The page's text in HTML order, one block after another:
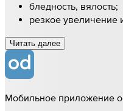
бледность, вялость;
резкое увеличение
Читать далee
Мобильное приложение